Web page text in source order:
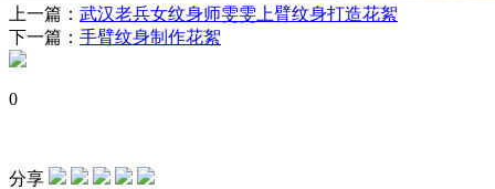
上一篇： 武汉老兵女纹身师雯雯上臂纹身打造花絮
下一篇： 手臂纹身制作花絮
0
分享